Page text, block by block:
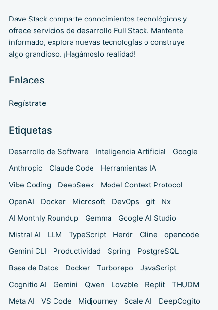
Dave Stack comparte conocimientos tecnológicos y
ofrece servicios de desarrollo Full Stack. Mantente
informado, explora nuevas tecnologías o construye
algo grandioso. ¡Hagámoslo realidad!
Enlaces
Regístrate
Etiquetas
Desarrollo de Software Inteligencia Artificial
Google
Anthropic
Claude Code
Herramientas IA
Vibe Coding
DeepSeek
Model Context Protocol
OpenAI
Docker Microsoft DevOps git
Nx
AI Monthly Roundup
Gemma
Google AI Studio
Mistral AI
LLM TypeScript Herdr Cline
opencode
Gemini CLI
Productividad Spring
PostgreSQL
Base de Datos
Docker Turborepo
JavaScript
Cognitio AI
Gemini Qwen Lovable Replit
THUDM
Meta AI
VS Code Midjourney Scale AI DeepCogito